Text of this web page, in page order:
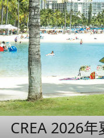
CREA 2026